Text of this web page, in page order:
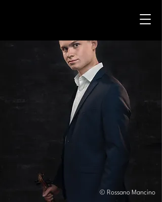
© Rossano Mancino